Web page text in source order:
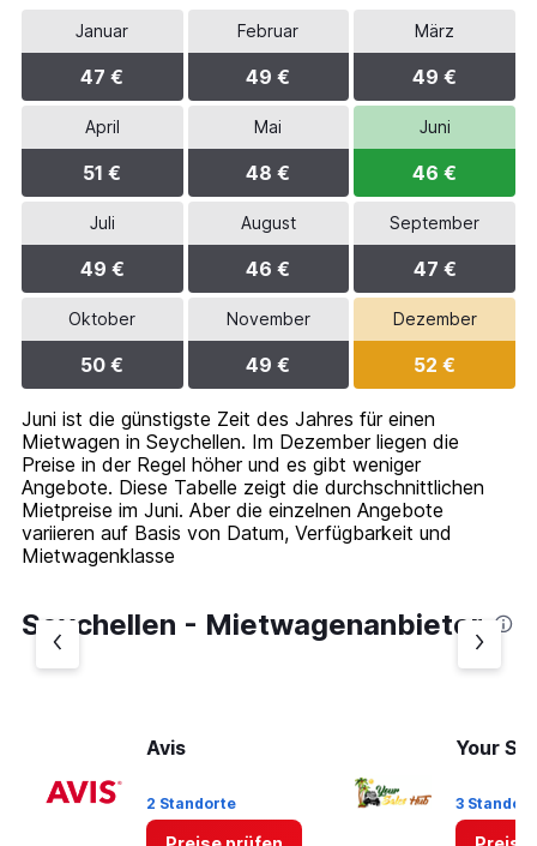
axis
displaying
values.
Range:
0
90.
Januar
47 €
Februar
49 €
März
49 €
April
51 €
Mai
48 €
Juni
46 €
Juli
49 €
August
46 €
September
47 €
Oktober
50 €
November
49 €
Dezember
52 €
Juni ist die günstigste Zeit des Jahres für einen
Mietwagen in Seychellen. Im Dezember liegen die
Preise in der Regel höher und es gibt weniger
Angebote. Diese Tabelle zeigt die durchschnittlichen
Mietpreise im Juni. Aber die einzelnen Angebote
variieren auf Basis von Datum, Verfügbarkeit und
Mietwagenklasse
Seychellen - Mietwagenanbieter
Avis
2 Standorte
Your
3